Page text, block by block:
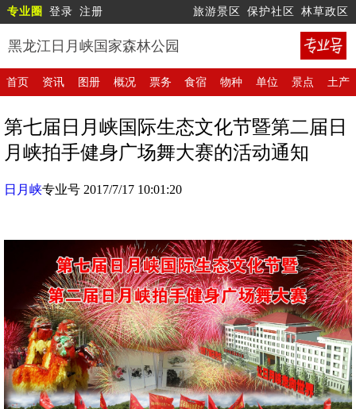
专业圈 登录 注册 旅游景区 保护社区 林草政区
黑龙江日月峡国家森林公园
首页 资讯 图册 概况 票务 食宿 物种 单位 景点 土产
第七届日月峡国际生态文化节暨第二届日
月峡拍手健身广场舞大赛的活动通知
日月峡专业号 2017/7/17 10:01:20